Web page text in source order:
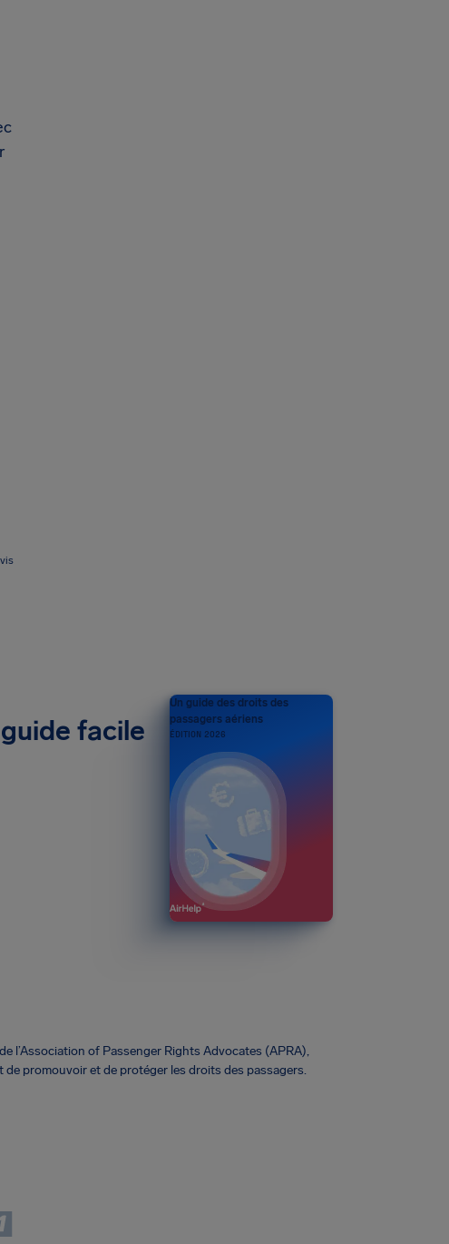
facile
Un guide des droits des
passagers aériens
ÉDITION 2026
l’Association of Passenger Rights Advocates (APRA),
de promouvoir et de protéger les droits des passagers.